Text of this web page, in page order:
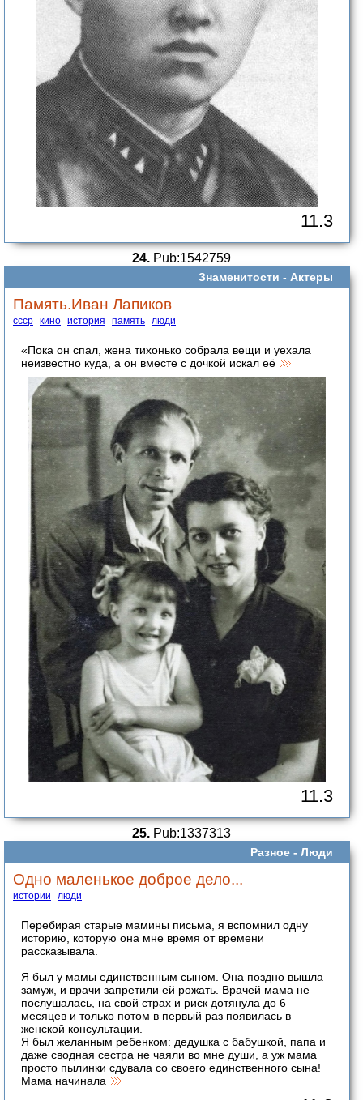
11.3
24. Pub:1542759
Знаменитости - Актеры
Память.Иван Лапиков
ссср кино история память люди
«Пока он спал, жена тихонько собрала вещи и уехала
неизвестно куда, а он вместе с дочкой искал её
11.3
25. Pub:1337313
Разное - Люди
Одно маленькое доброе дело...
истории люди
Перебирая старые мамины письма, я вспомнил одну
историю, которую она мне время от времени
рассказывала.
Я был у мамы единственным сыном. Она поздно вышла
замуж, и врачи запретили ей рожать. Врачей мама не
послушалась, на свой страх и риск дотянула до 6
месяцев и только потом в первый раз появилась в
женской консультации.
Я был желанным ребенком: дедушка с бабушкой, папа и
даже сводная сестра не чаяли во мне души, а уж мама
просто пылинки сдувала со своего единственного сына!
Мама начинала